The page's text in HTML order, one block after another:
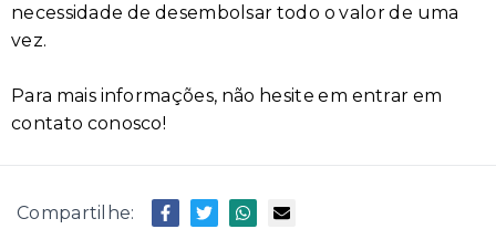
necessidade de desembolsar todo o valor de uma
vez.
Para mais informações, não hesite em entrar em
contato conosco!
Compartilhe: